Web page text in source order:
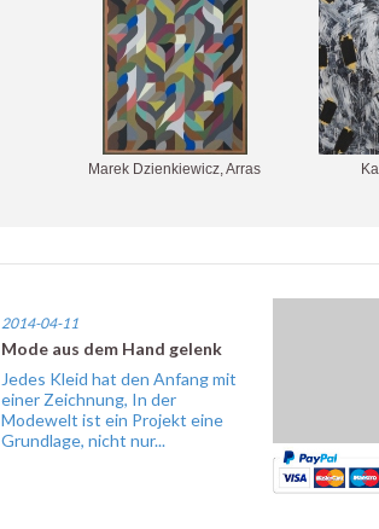
Marek Dzienkiewicz, Arras
2014-04-11
Mode aus dem Hand gelenk
Jedes Kleid hat den Anfang mit
einer Zeichnung, In der
Modewelt ist ein Projekt eine
Grundlage, nicht nur...